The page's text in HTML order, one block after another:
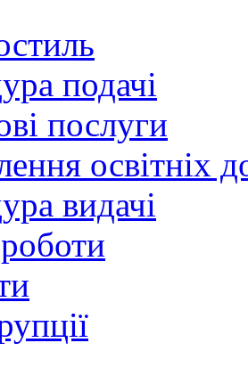
подачі
послуги
освітніх
видачі